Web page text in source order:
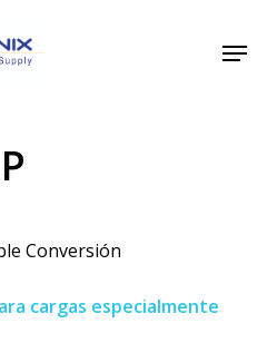
Menu
Conversión
cargas especialmente